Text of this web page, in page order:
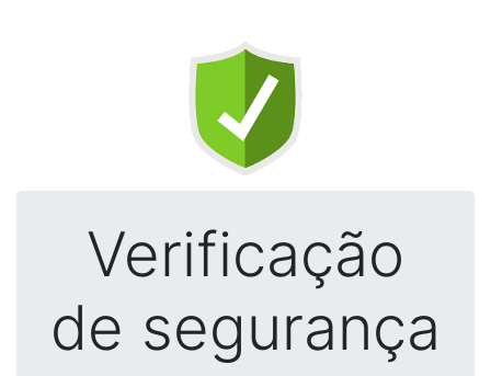
Verificação
de segurança